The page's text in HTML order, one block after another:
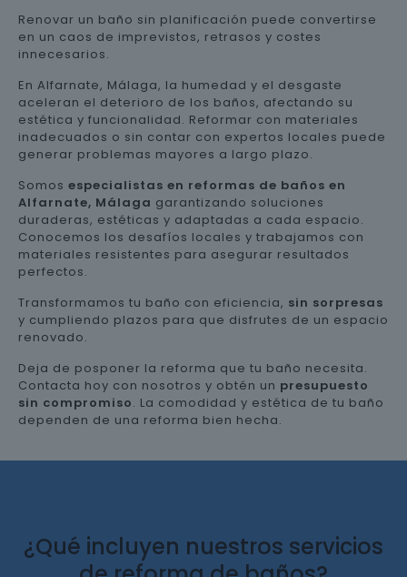
Renovar un baño sin planificación puede convertirse
en un caos de imprevistos, retrasos y costes
innecesarios.
En Alfarnate, Málaga, la humedad y el desgaste
aceleran el deterioro de los baños, afectando su
estética y funcionalidad. Reformar con materiales
inadecuados o sin contar con expertos locales puede
generar problemas mayores a largo plazo.
Somos especialistas en reformas de baños en
Alfarnate, Málaga garantizando soluciones
duraderas, estéticas y adaptadas a cada espacio.
Conocemos los desafíos locales y trabajamos con
materiales resistentes para asegurar resultados
perfectos.
Transformamos tu baño con eficiencia, sin sorpresas
y cumpliendo plazos para que disfrutes de un espacio
renovado.
Deja de posponer la reforma que tu baño necesita.
Contacta hoy con nosotros y obtén un presupuesto
sin compromiso. La comodidad y estética de tu baño
dependen de una reforma bien hecha.
¿Qué incluyen nuestros servicios